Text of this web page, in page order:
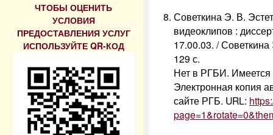
ЧТОБЫ ОЦЕНИТЬ
УСЛОВИЯ
ПРЕДОСТАВЛЕНИЯ УСЛУГ
ИСПОЛЬЗУЙТЕ QR-КОД
Советкина Э. В.
видеоклипов :
17.00.03. /
129 с.
Нет в РГБИ.
Электронная копия
сайте РГБ. URL: